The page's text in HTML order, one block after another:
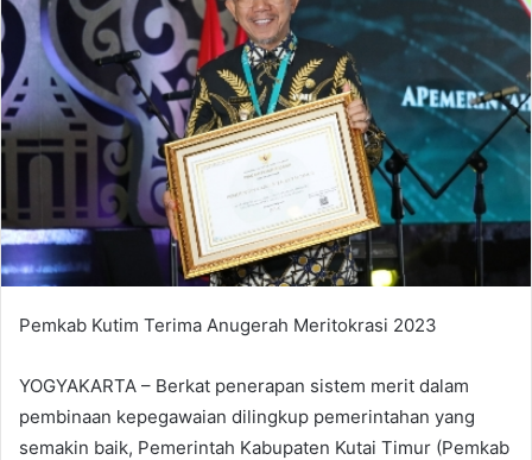
Pemkab Kutim Terima Anugerah Meritokrasi 2023
YOGYAKARTA – Berkat penerapan sistem merit dalam
pembinaan kepegawaian dilingkup pemerintahan yang
semakin baik, Pemerintah Kabupaten Kutai Timur (Pemkab